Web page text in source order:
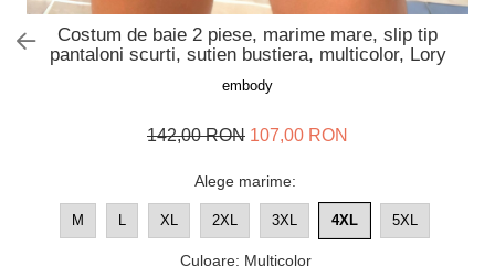
Costum de baie 2 piese, marime mare, slip tip
pantaloni scurti, sutien bustiera, multicolor, Lory
embody
142,00 RON 107,00 RON
Alege marime:
M L XL 2XL 3XL 4XL 5XL
Culoare: Multicolor